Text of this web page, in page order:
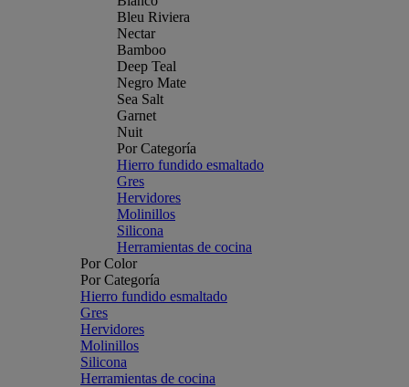
Bleu Riviera
Nectar
Bamboo
Deep Teal
Negro Mate
Sea Salt
Garnet
Nuit
Por Categoría
Hierro fundido esmaltado
Gres
Hervidores
Molinillos
Silicona
Herramientas de cocina
Por Color
Por Categoría
Hierro fundido esmaltado
Gres
Hervidores
Molinillos
Silicona
Herramientas de cocina